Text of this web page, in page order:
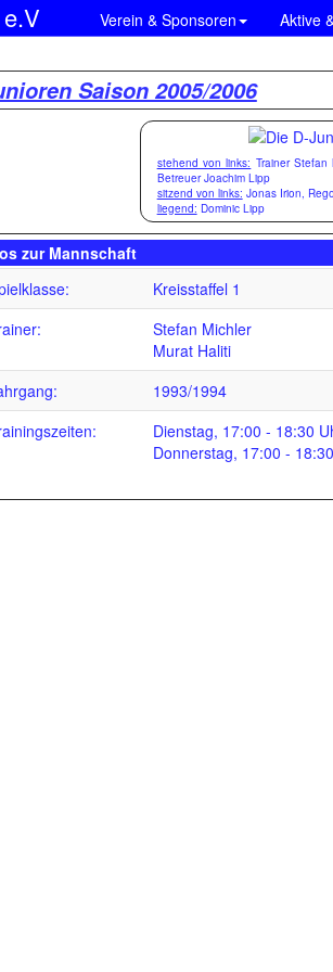
Verein & Sponsoren Aktive
Saison 2005/2006
stehend von links: Trainer Stefan
Betreuer Joachim Lipp
sitzend von links: Jonas Irion,
liegend: Dominic Lipp
zur Mannschaft
Kreisstaffel 1
Stefan Michler
Murat Haliti
1993/1994
Dienstag, 17:00 - 18:30
Donnerstag, 17:00 -